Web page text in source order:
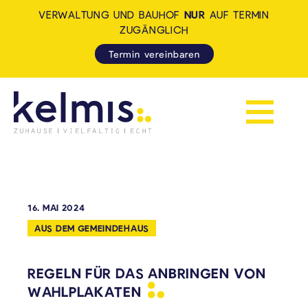
Navigation
VERWALTUNG UND BAUHOF NUR AUF TERMIN
ZUGÄNGLICH
Termin vereinbaren
16. MAI 2024
AUS DEM GEMEINDEHAUS
REGELN FÜR DAS ANBRINGEN VON
WAHLPLAKATEN